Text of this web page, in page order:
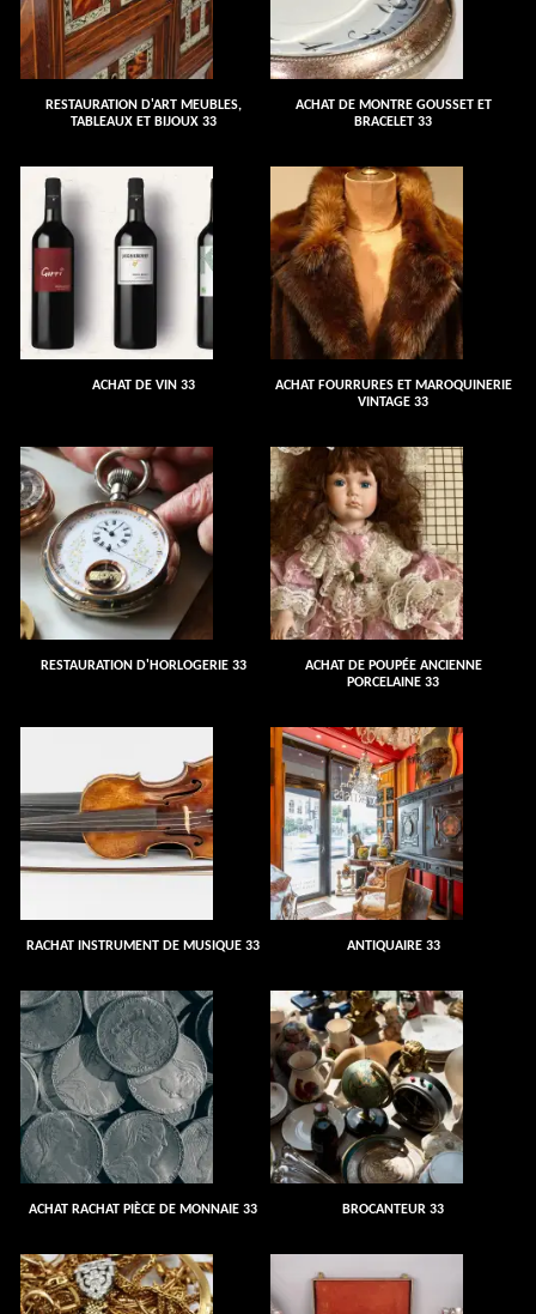
RESTAURATION D'ART MEUBLES,
TABLEAUX ET BIJOUX 33
ACHAT DE MONTRE GOUSSET ET
BRACELET 33
ACHAT DE VIN 33
ACHAT FOURRURES ET MAROQUINERIE
VINTAGE 33
RESTAURATION D'HORLOGERIE 33
ACHAT DE POUPÉE ANCIENNE
PORCELAINE 33
RACHAT INSTRUMENT DE MUSIQUE 33 ANTIQUAIRE 33
ACHAT RACHAT PIÈCE DE MONNAIE 33 BROCANTEUR 33